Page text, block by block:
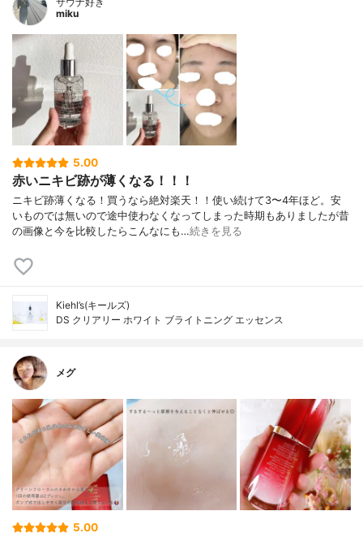
miku
5.00
赤いニキビ跡が薄くなる！！！
ニキビ跡薄くなる！買うなら絶対楽天！！使い続けて3〜4年ほど。安
いものでは無いので途中使わなくなってしまった時期もありましたが昔
の画像と今を比較したらこんなにも…続きを見る
Kiehl’s(キールズ)
DS クリアリー ホワイト ブライトニング エッセンス
メグ
5.00